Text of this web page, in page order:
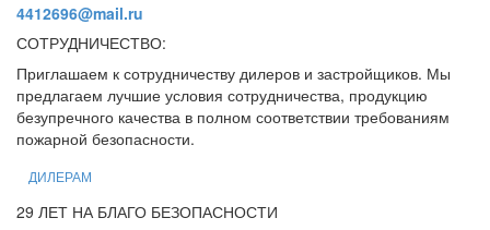
4412696@mail.ru
СОТРУДНИЧЕСТВО:
Приглашаем к сотрудничеству дилеров и застройщиков. Мы
предлагаем лучшие условия сотрудничества, продукцию
безупречного качества в полном соответствии требованиям
пожарной безопасности.
ДИЛЕРАМ
29 ЛЕТ НА БЛАГО БЕЗОПАСНОСТИ